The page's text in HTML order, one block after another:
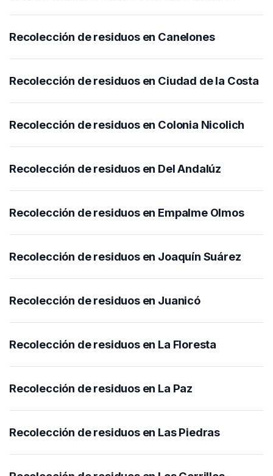
Recolección de residuos en Canelones
Recolección de residuos en Ciudad de la Costa
Recolección de residuos en Colonia Nicolich
Recolección de residuos en Del Andalúz
Recolección de residuos en Empalme Olmos
Recolección de residuos en Joaquín Suárez
Recolección de residuos en Juanicó
Recolección de residuos en La Floresta
Recolección de residuos en La Paz
Recolección de residuos en Las Piedras